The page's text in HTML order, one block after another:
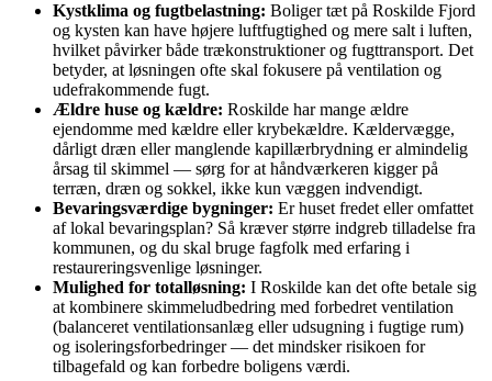
Kystklima og fugtbelastning: Boliger tæt på Roskilde Fjord
og kysten kan have højere luftfugtighed og mere salt i luften,
hvilket påvirker både trækonstruktioner og fugttransport. Det
betyder, at løsningen ofte skal fokusere på ventilation og
udefrakommende fugt.
Ældre huse og kældre: Roskilde har mange ældre
ejendomme med kældre eller krybekældre. Kældervægge,
dårligt dræn eller manglende kapillærbrydning er almindelig
årsag til skimmel — sørg for at håndværkeren kigger på
terræn, dræn og sokkel, ikke kun væggen indvendigt.
Bevaringsværdige bygninger: Er huset fredet eller omfattet
af lokal bevaringsplan? Så kræver større indgreb tilladelse fra
kommunen, og du skal bruge fagfolk med erfaring i
restaureringsvenlige løsninger.
Mulighed for totalløsning: I Roskilde kan det ofte betale sig
at kombinere skimmeludbedring med forbedret ventilation
(balanceret ventilationsanlæg eller udsugning i fugtige rum)
og isoleringsforbedringer — det mindsker risikoen for
tilbagefald og kan forbedre boligens værdi.